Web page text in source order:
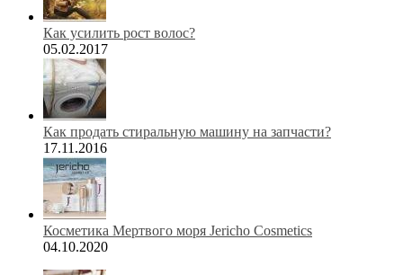
Как усилить рост волос?
05.02.2017
Как продать стиральную машину на запчасти?
17.11.2016
Косметика Мертвого моря Jericho Cosmetics
04.10.2020